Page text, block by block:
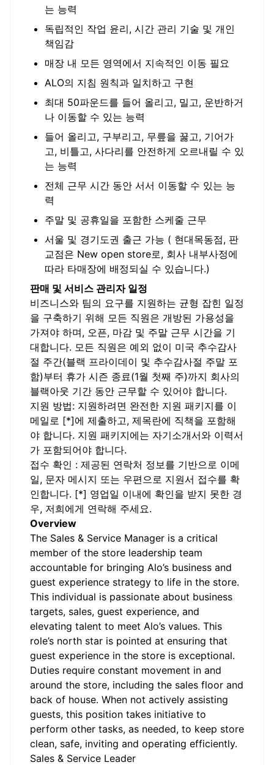
는 능력
독립적인 작업 윤리, 시간 관리 기술 및 개인
책임감
매장 내 모든 영역에서 지속적인 이동 필요
ALO의 지침 원칙과 일치하고 구현
최대 50파운드를 들어 올리고, 밀고, 운반하거
나 이동할 수 있는 능력
들어 올리고, 구부리고, 무릎을 꿇고, 기어가
고, 비틀고, 사다리를 안전하게 오르내릴 수 있
는 능력
전체 근무 시간 동안 서서 이동할 수 있는 능
력
주말 및 공휴일을 포함한 스케줄 근무
서울 및 경기도권 출근 가능 ( 현대목동점, 판
교점은 New open store로, 회사 내부사정에
따라 타매장에 배정되실 수 있습니다.)
판매 및 서비스 관리자 일정
비즈니스와 팀의 요구를 지원하는 균형 잡힌 일정
을 구축하기 위해 모든 직원은 개방된 가용성을
가져야 하며, 오픈, 마감 및 주말 근무 시간을 기
대합니다. 모든 직원은 예외 없이 미국 추수감사
절 주간(블랙 프라이데이 및 추수감사절 주말 포
함)부터 휴가 시즌 종료(1월 첫째 주)까지 회사의
블랙아웃 기간 동안 근무할 수 있어야 합니다.
지원 방법: 지원하려면 완전한 지원 패키지를 이
메일로 [*]에 제출하고, 제목란에 직책을 포함해
야 합니다. 지원 패키지에는 자기소개서와 이력서
가 포함되어야 합니다.
접수 확인 : 제공된 연락처 정보를 기반으로 이메
일, 문자 메시지 또는 우편으로 지원서 접수를 확
인합니다. [*] 영업일 이내에 확인을 받지 못한 경
우, 저희에게 연락해 주세요.
Overview
The Sales & Service Manager is a critical
member of the store leadership team
accountable for bringing Alo’s business and
guest experience strategy to life in the store.
This individual is passionate about business
targets, sales, guest experience, and
elevating talent to meet Alo’s values. This
role’s north star is pointed at ensuring that
guest experience in the store is exceptional.
Duties require constant movement in and
around the store, including the sales floor and
back of house. When not actively assisting
guests, this position takes initiative to
perform other tasks, as needed, to keep store
clean, safe, inviting and operating efficiently.
Sales & Service Leader